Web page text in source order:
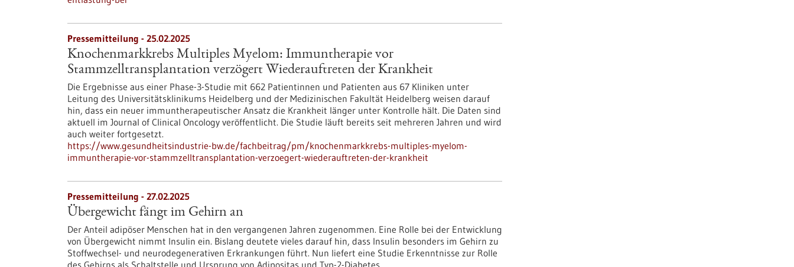
Pressemitteilung - 25.02.2025
Knochenmarkkrebs Multiples Myelom: Immuntherapie vor
Stammzelltransplantation verzögert Wiederauftreten der Krankheit
Die Ergebnisse aus einer Phase-3-Studie mit 662 Patientinnen und Patienten aus 67 Kliniken unter
Leitung des Universitätsklinikums Heidelberg und der Medizinischen Fakultät Heidelberg weisen darauf
hin, dass ein neuer immuntherapeutischer Ansatz die Krankheit länger unter Kontrolle hält. Die Daten sind
aktuell im Journal of Clinical Oncology veröffentlicht. Die Studie läuft bereits seit mehreren Jahren und wird
auch weiter fortgesetzt.
https://www.gesundheitsindustrie-bw.de/fachbeitrag/pm/knochenmarkkrebs-multiples-myelom-
immuntherapie-vor-stammzelltransplantation-verzoegert-wiederauftreten-der-krankheit
Pressemitteilung - 27.02.2025
Übergewicht fängt im Gehirn an
Der Anteil adipöser Menschen hat in den vergangenen Jahren zugenommen. Eine Rolle bei der Entwicklung
von Übergewicht nimmt Insulin ein. Bislang deutete vieles darauf hin, dass Insulin besonders im Gehirn zu
Stoffwechsel- und neurodegenerativen Erkrankungen führt. Nun liefert eine Studie Erkenntnisse zur Rolle
des Gehirns als Schaltstelle und Ursprung von Adipositas und Typ-2-Diabetes.